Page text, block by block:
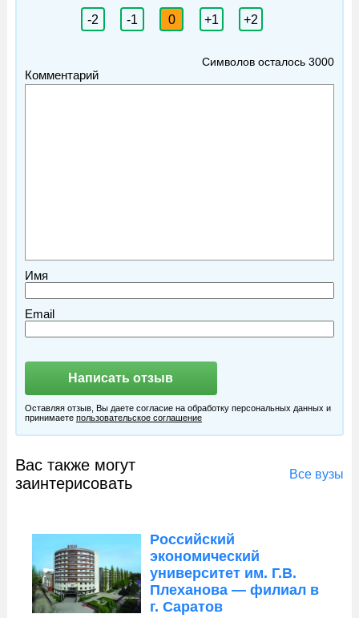
-2
-1 0 +1 +2
Символов осталось3000
Комментарий
Имя
Email
Оставляя отзыв, Вы даете согласие на обработку персональных данных и
принимаете пользовательское соглашение
Вас также могут
заинтерисовать
Все вузы
Российский
экономический
университет им. Г.В.
Плеханова — филиал в
г. Саратов